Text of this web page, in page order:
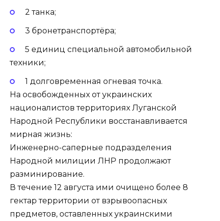
2 танка;
3 бронетранспортёра;
5 единиц специальной автомобильной
техники;
1 долговременная огневая точка.
На освобожденных от украинских
националистов территориях Луганской
Народной Республики восстанавливается
мирная жизнь:
Инженерно-саперные подразделения
Народной милиции ЛНР продолжают
разминирование.
В течение 12 августа ими очищено более 8
гектар территории от взрывоопасных
предметов, оставленных украинскими